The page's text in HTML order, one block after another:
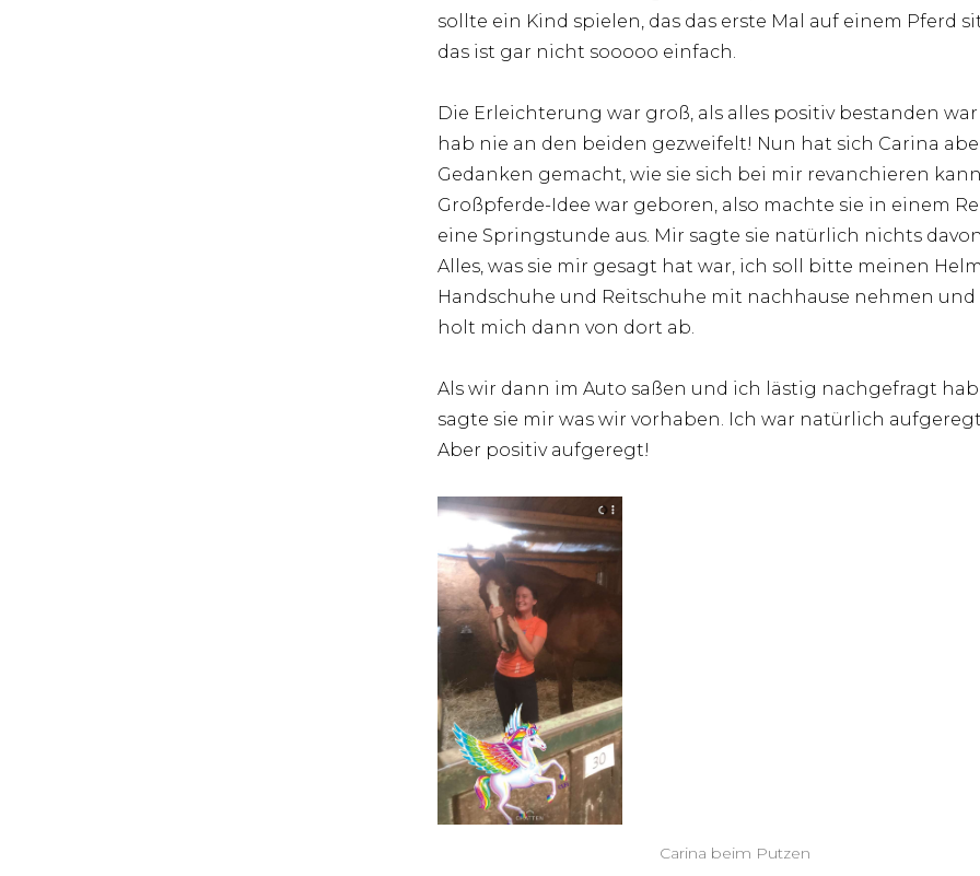
sollte ein Kind spielen, das das erste Mal auf einem Pferd
das ist gar nicht sooooo einfach.
Die Erleichterung war groß, als alles positiv bestanden
hab nie an den beiden gezweifelt! Nun hat sich Carina
Gedanken gemacht, wie sie sich bei mir revanchieren
Großpferde-Idee war geboren, also machte sie in einem
eine Springstunde aus. Mir sagte sie natürlich nichts
Alles, was sie mir gesagt hat war, ich soll bitte meinen
Handschuhe und Reitschuhe mit nachhause nehmen und
holt mich dann von dort ab.
Als wir dann im Auto saßen und ich lästig nachgefragt
sagte sie mir was wir vorhaben. Ich war natürlich
Aber positiv aufgeregt!
Carina beim Putzen